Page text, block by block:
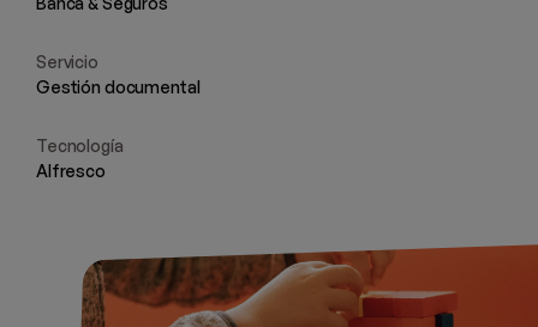
Servicio
Gestión documental
Tecnología
Alfresco